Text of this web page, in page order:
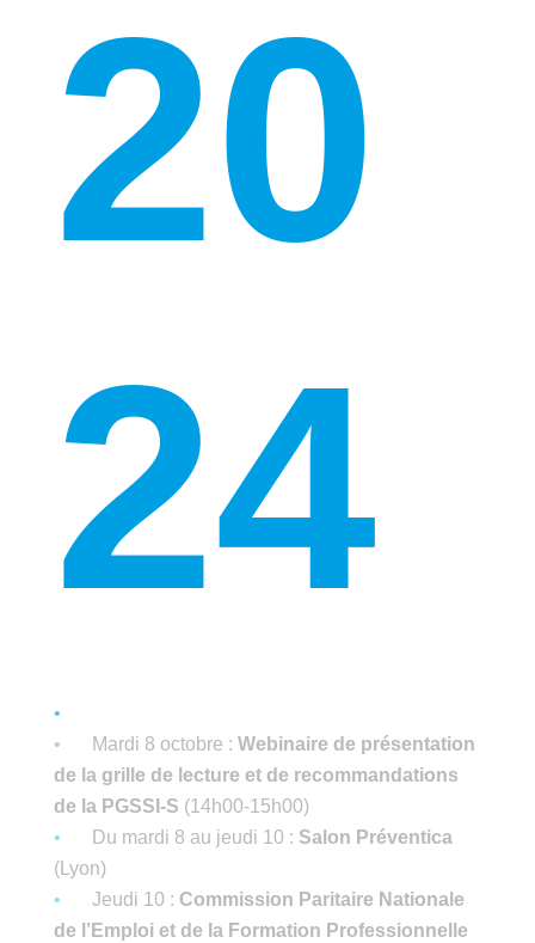
20
24
Mardi 8 octobre : Webinaire de présentation
de la grille de lecture et de recommandations
de la PGSSI-S (14h00-15h00)
Du mardi 8 au jeudi 10 : Salon Préventica
(Lyon)
Jeudi 10 : Commission Paritaire Nationale
de l’Emploi et de la Formation Professionnelle